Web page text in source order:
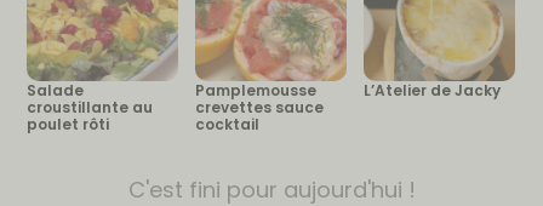
Salade
croustillante au
poulet rôti
Pamplemousse
crevettes sauce
cocktail
L’Atelier de Jacky
C'est fini pour aujourd'hui !